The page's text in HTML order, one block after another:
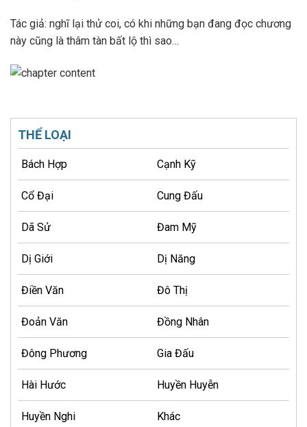
Tác giả: nghĩ lại thử coi, có khi những bạn đang đọc chương
này cũng là thâm tàn bất lộ thì sao…
THỂ LOẠI
Bách Hợp Cạnh Kỹ
Cổ Đại Cung Đấu
Dã Sử Đam Mỹ
Dị Giới Dị Năng
Điền Văn Đô Thị
Đoản Văn Đồng Nhân
Đông Phương Gia Đấu
Hài Hước Huyền Huyễn
Huyền Nghi Khác